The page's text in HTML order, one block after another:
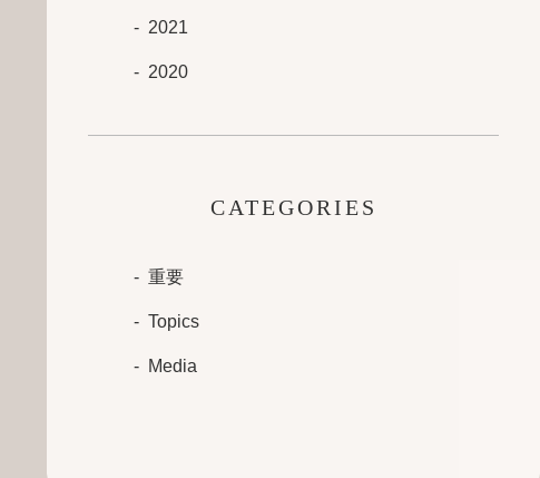
2021
2020
CATEGORIES
重要
Topics
Media